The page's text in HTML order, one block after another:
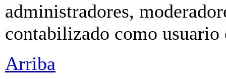
administradores,
contabilizado como usuario
Arriba